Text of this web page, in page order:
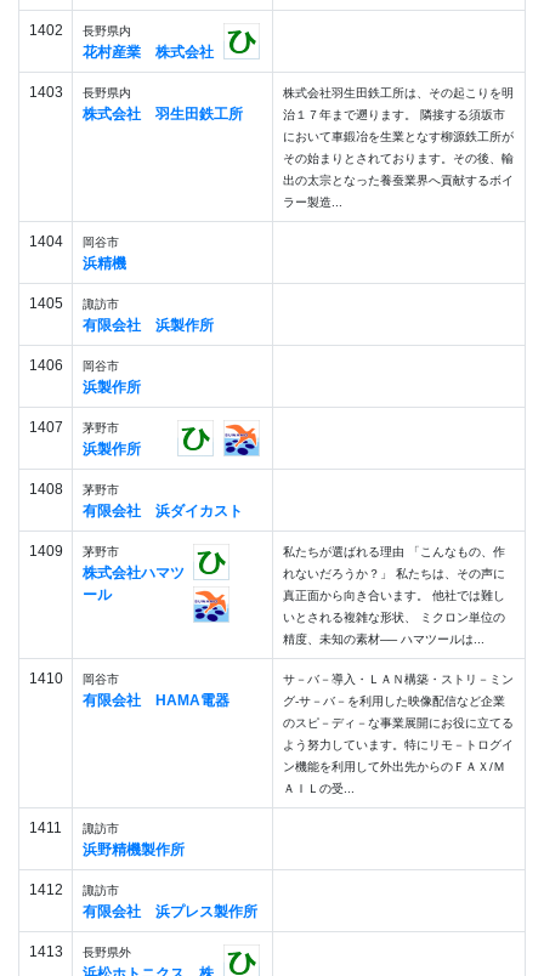
1402 長野県内
花村産業 株式会社
1403 長野県内
株式会社 羽生田鉄工所
株式会社羽生田鉄工所は、その起こりを明
治１７年まで遡ります。 隣接する須坂市
において車鍛冶を生業となす柳源鉄工所が
その始まりとされております。その後、輸
出の太宗となった養蚕業界へ貢献するボイ
ラー製造...
1404 岡谷市
浜精機
1405 諏訪市
有限会社 浜製作所
1406 岡谷市
浜製作所
1407 茅野市
浜製作所
1408 茅野市
有限会社 浜ダイカスト
1409 茅野市
株式会社ハマツ
ール
私たちが選ばれる理由 「こんなもの、作
れないだろうか？」 私たちは、その声に
真正面から向き合います。 他社では難し
いとされる複雑な形状、 ミクロン単位の
精度、未知の素材── ハマツールは...
1410 岡谷市
有限会社 HAMA電器
サ－バ－導入・ＬＡＮ構築・ストリ－ミン
グ-サ－バ－を利用した映像配信など企業
のスピ－ディ－な事業展開にお役に立てる
よう努力しています。特にリモ－トログイ
ン機能を利用して外出先からのＦＡＸ/Ｍ
ＡＩＬの受...
1411 諏訪市
浜野精機製作所
1412 諏訪市
有限会社 浜プレス製作所
1413 長野県外